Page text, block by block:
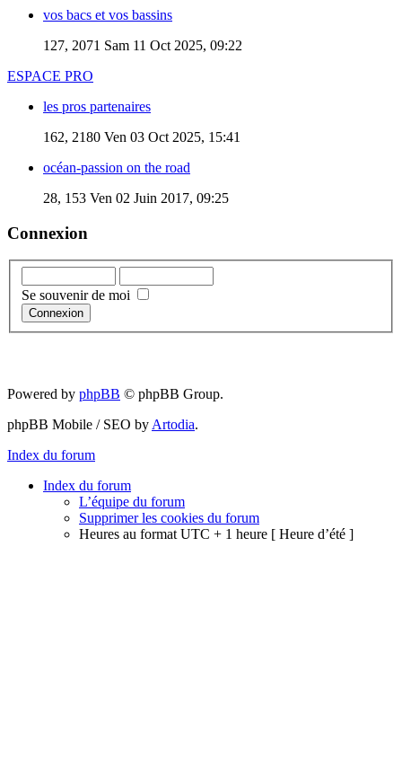
vos bacs et vos bassins
127, 2071 Sam 11 Oct 2025, 09:22
ESPACE PRO
les pros partenaires
162, 2180 Ven 03 Oct 2025, 15:41
océan-passion on the road
28, 153 Ven 02 Juin 2017, 09:25
Connexion
Se souvenir de moi
Powered by phpBB © phpBB Group.
phpBB Mobile / SEO by Artodia.
Index du forum
Index du forum
L’équipe du forum
Supprimer les cookies du forum
Heures au format UTC + 1 heure [ Heure d’été ]